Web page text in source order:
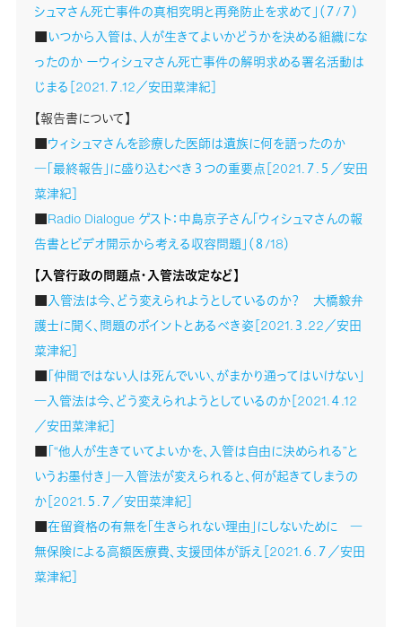
シュマさん死亡事件の真相究明と再発防止を求めて」（７/７）
■いつから入管は、人が生きてよいかどうかを決める組織にな
ったのか ーウィシュマさん死亡事件の解明求める署名活動は
じまる［2021.７.12／安田菜津紀］
【報告書について】
■ウィシュマさんを診療した医師は遺族に何を語ったのか
―「最終報告」に盛り込むべき３つの重要点［2021.７.５／安田
菜津紀］
■Radio Dialogue ゲスト：中島京子さん「ウィシュマさんの報
告書とビデオ開示から考える収容問題」（８/18）
【入管行政の問題点・入管法改定など】
■入管法は今、どう変えられようとしているのか？ 大橋毅弁
護士に聞く、問題のポイントとあるべき姿［2021.３.22／安田
菜津紀］
■「仲間ではない人は死んでいい、がまかり通ってはいけない」
―入管法は今、どう変えられようとしているのか［2021.４.12
／安田菜津紀］
■「“他人が生きていてよいかを、入管は自由に決められる”と
いうお墨付き」―入管法が変えられると、何が起きてしまうの
か［2021.５.７／安田菜津紀］
■在留資格の有無を「生きられない理由」にしないために ―
無保険による高額医療費、支援団体が訴え［2021.６.７／安田
菜津紀］